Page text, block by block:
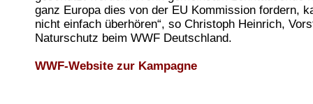
ganz Europa dies von der EU Kommission fordern,
nicht einfach überhören“, so Christoph Heinrich,
Naturschutz beim WWF Deutschland.
WWF-Website zur Kampagne